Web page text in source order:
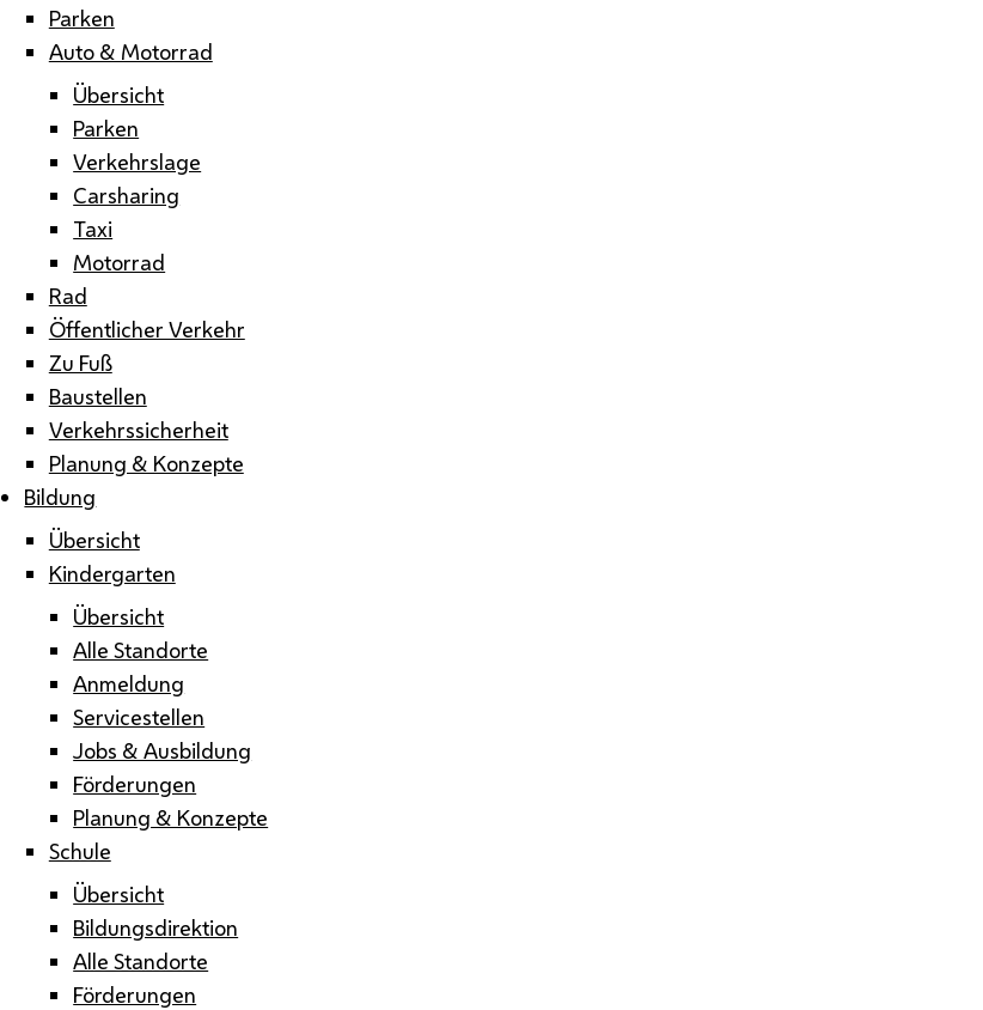
Parken
Auto & Motorrad
Übersicht
Parken
Verkehrslage
Carsharing
Taxi
Motorrad
Rad
Öffentlicher Verkehr
Zu Fuß
Baustellen
Verkehrssicherheit
Planung & Konzepte
Bildung
Übersicht
Kindergarten
Übersicht
Alle Standorte
Anmeldung
Servicestellen
Jobs & Ausbildung
Förderungen
Planung & Konzepte
Schule
Übersicht
Bildungsdirektion
Alle Standorte
Förderungen